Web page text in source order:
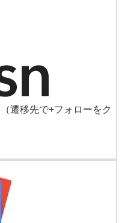
（遷移先で+フォローをク